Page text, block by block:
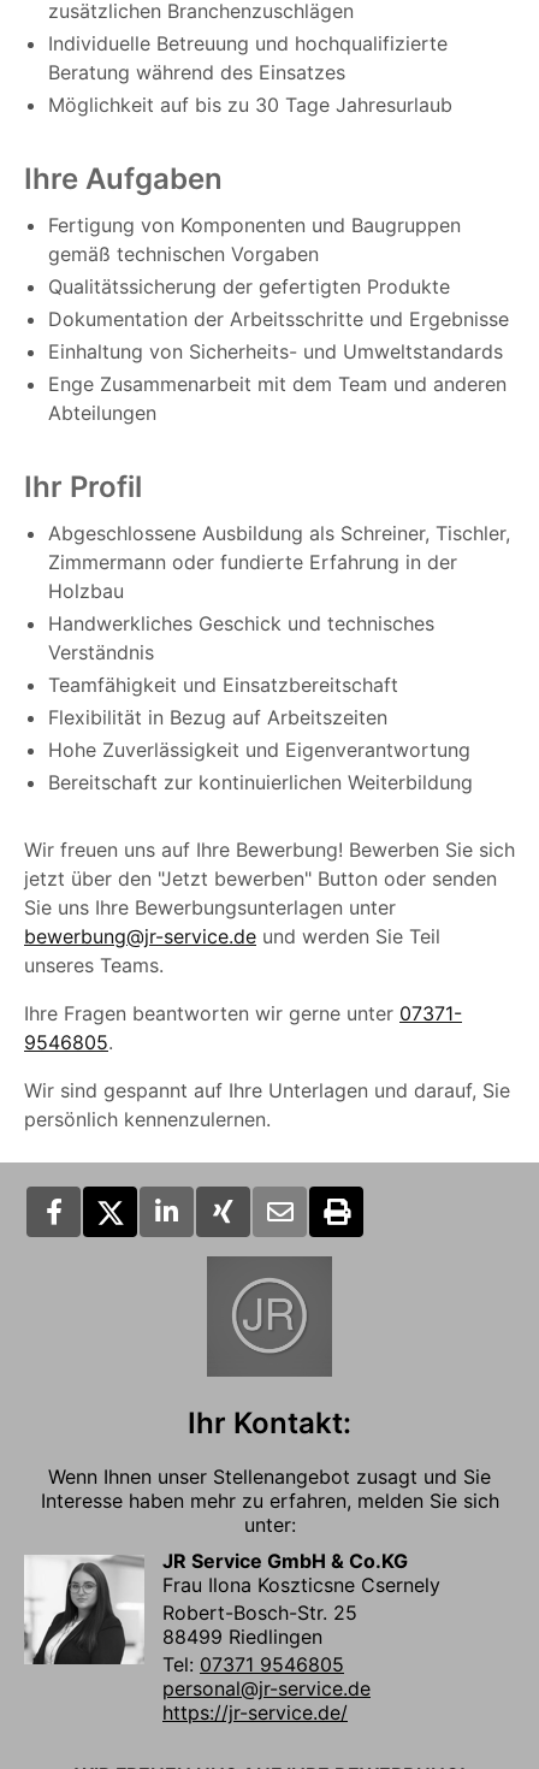
zusätzlichen Branchenzuschlägen
Individuelle Betreuung und hochqualifizierte
Beratung während des Einsatzes
Möglichkeit auf bis zu 30 Tage Jahresurlaub
Ihre Aufgaben
Fertigung von Komponenten und Baugruppen
gemäß technischen Vorgaben
Qualitätssicherung der gefertigten Produkte
Dokumentation der Arbeitsschritte und Ergebnisse
Einhaltung von Sicherheits- und Umweltstandards
Enge Zusammenarbeit mit dem Team und anderen
Abteilungen
Ihr Profil
Abgeschlossene Ausbildung als Schreiner, Tischler,
Zimmermann oder fundierte Erfahrung in der
Holzbau
Handwerkliches Geschick und technisches
Verständnis
Teamfähigkeit und Einsatzbereitschaft
Flexibilität in Bezug auf Arbeitszeiten
Hohe Zuverlässigkeit und Eigenverantwortung
Bereitschaft zur kontinuierlichen Weiterbildung
Wir freuen uns auf Ihre Bewerbung! Bewerben Sie sich
jetzt über den "Jetzt bewerben" Button oder senden
Sie uns Ihre Bewerbungsunterlagen unter
bewerbung@jr-service.de und werden Sie Teil
unseres Teams.
Ihre Fragen beantworten wir gerne unter 07371-
9546805.
Wir sind gespannt auf Ihre Unterlagen und darauf, Sie
persönlich kennenzulernen.
Ihr Kontakt:
Wenn Ihnen unser Stellenangebot zusagt und Sie
Interesse haben mehr zu erfahren, melden Sie sich
unter:
JR Service GmbH & Co.KG
Frau Ilona Koszticsne Csernely
Robert-Bosch-Str. 25
88499 Riedlingen
Tel: 07371 9546805
personal@jr-service.de
https://jr-service.de/